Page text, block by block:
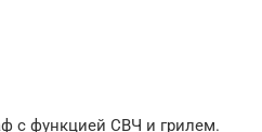
с функцией СВЧ и грилем.